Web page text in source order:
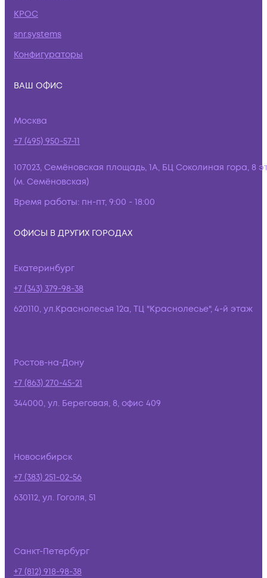
КРОС
snr.systems
Конфигураторы
ВАШ ОФИС
Москва
+7 (495) 950-57-11
107023, Семёновская площадь, 1А, БЦ Соколиная гора, 8
(м. Семёновская)
Время работы: пн-пт, 9:00 - 18:00
ОФИСЫ В ДРУГИХ ГОРОДАХ
Екатеринбург
+7 (343) 379-98-38
620110, ул.Краснолесья 12а, ТЦ "Краснолесье", 4-й этаж
Ростов-на-Дону
+7 (863) 270-45-21
344000, ул. Береговая, 8, офис 409
Новосибирск
+7 (383) 251-02-56
630112, ул. Гоголя, 51
Санкт-Петербург
+7 (812) 918-98-38